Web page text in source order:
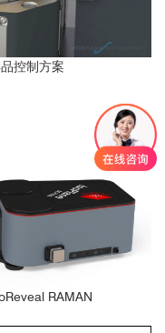
控制方案
RAMAN